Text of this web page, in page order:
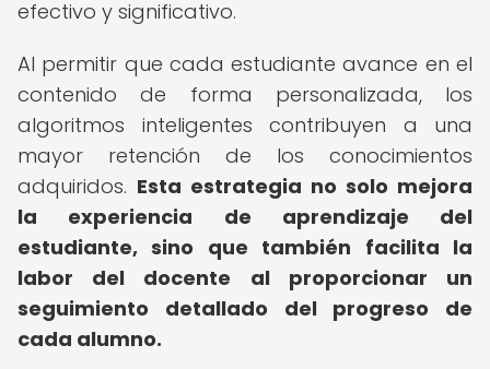
efectivo y significativo.
Al permitir que cada estudiante avance en el
contenido de forma personalizada, los
algoritmos inteligentes contribuyen a una
mayor retención de los conocimientos
adquiridos. Esta estrategia no solo mejora
la experiencia de aprendizaje del
estudiante, sino que también facilita la
labor del docente al proporcionar un
seguimiento detallado del progreso de
cada alumno.